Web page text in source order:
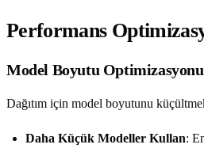
Performans
Model Boyutu Optimizasyonu
Dağıtım için model boyutunu
Daha Küçük Modeller Kullan: